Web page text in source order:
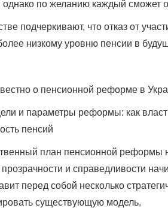
однако по желанию каждый сможет
подчеркивают, что отказ от
низкому уровню пенсии в
о пенсионной реформе в
и параметры реформы: как
пенсий
план пенсионной реформы
и справедливости
перед собой несколько
существующую модель.